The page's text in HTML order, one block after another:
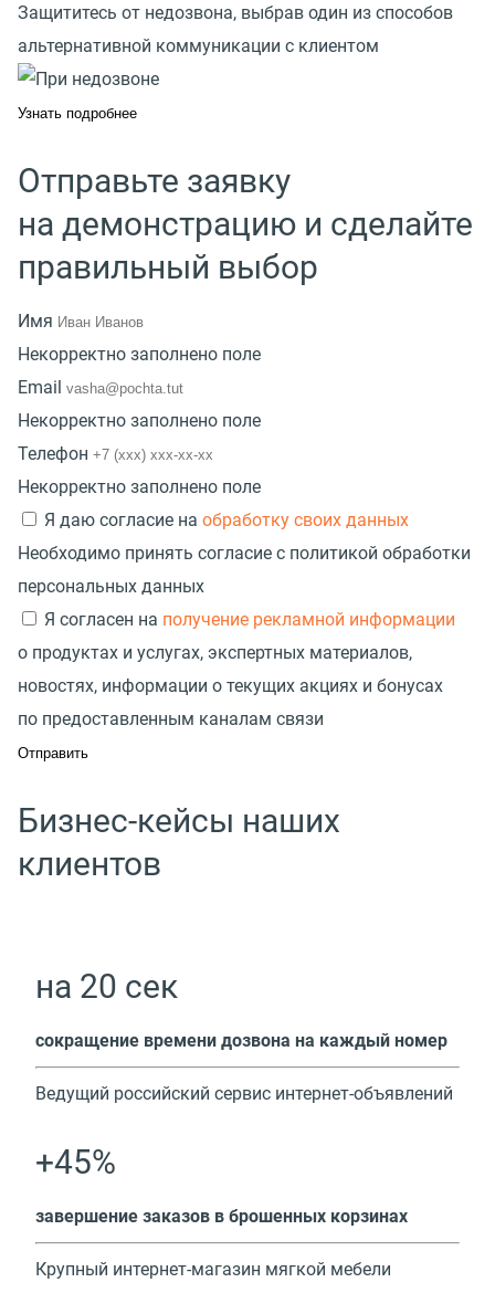
Защититесь от недозвона, выбрав один из способов
альтернативной коммуникации с клиентом
Узнать подробнее
Отправьте заявку
на демонстрацию и сделайте
правильный выбор
Имя
Некорректно заполнено поле
Email
Некорректно заполнено поле
Телефон
Некорректно заполнено поле
Я даю согласие на обработку своих данных
Необходимо принять согласие с политикой обработки
персональных данных
Я согласен на получение рекламной информации
о продуктах и услугах, экспертных материалов,
новостях, информации о текущих акциях и бонусах
по предоставленным каналам связи
Бизнес-кейсы наших
клиентов
на 20 сек
cокращение времени дозвона на каждый номер
Ведущий российский сервис интернет-объявлений
+45%
завершение заказов в брошенных корзинах
Крупный интернет-магазин мягкой мебели